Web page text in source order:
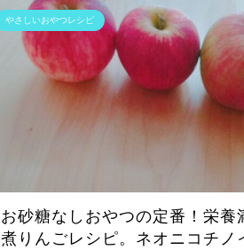
やさしいおやつレシピ
お砂糖なしおやつの定番！栄養
煮りんごレシピ。ネオニコチノ